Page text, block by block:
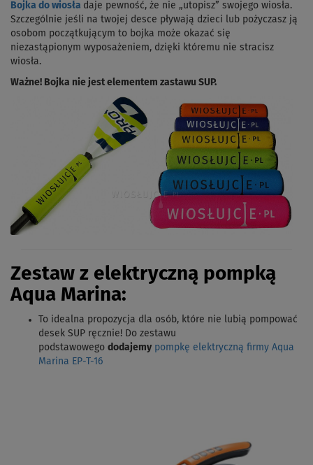
Bojka do wiosła daje pewność, że nie „utopisz” swojego wiosła.
Szczególnie jeśli na twojej desce pływają dzieci lub pożyczasz ją
osobom początkującym to bojka może okazać się
niezastąpionym wyposażeniem, dzięki któremu nie stracisz
wiosła.
Ważne! Bojka nie jest elementem zastawu SUP.
Zestaw z elektryczną pompką
Aqua Marina:
To idealna propozycja dla osób, które nie lubią pompować
desek SUP ręcznie! Do zestawu
podstawowego dodajemy pompkę elektryczną firmy Aqua
Marina EP-T-16